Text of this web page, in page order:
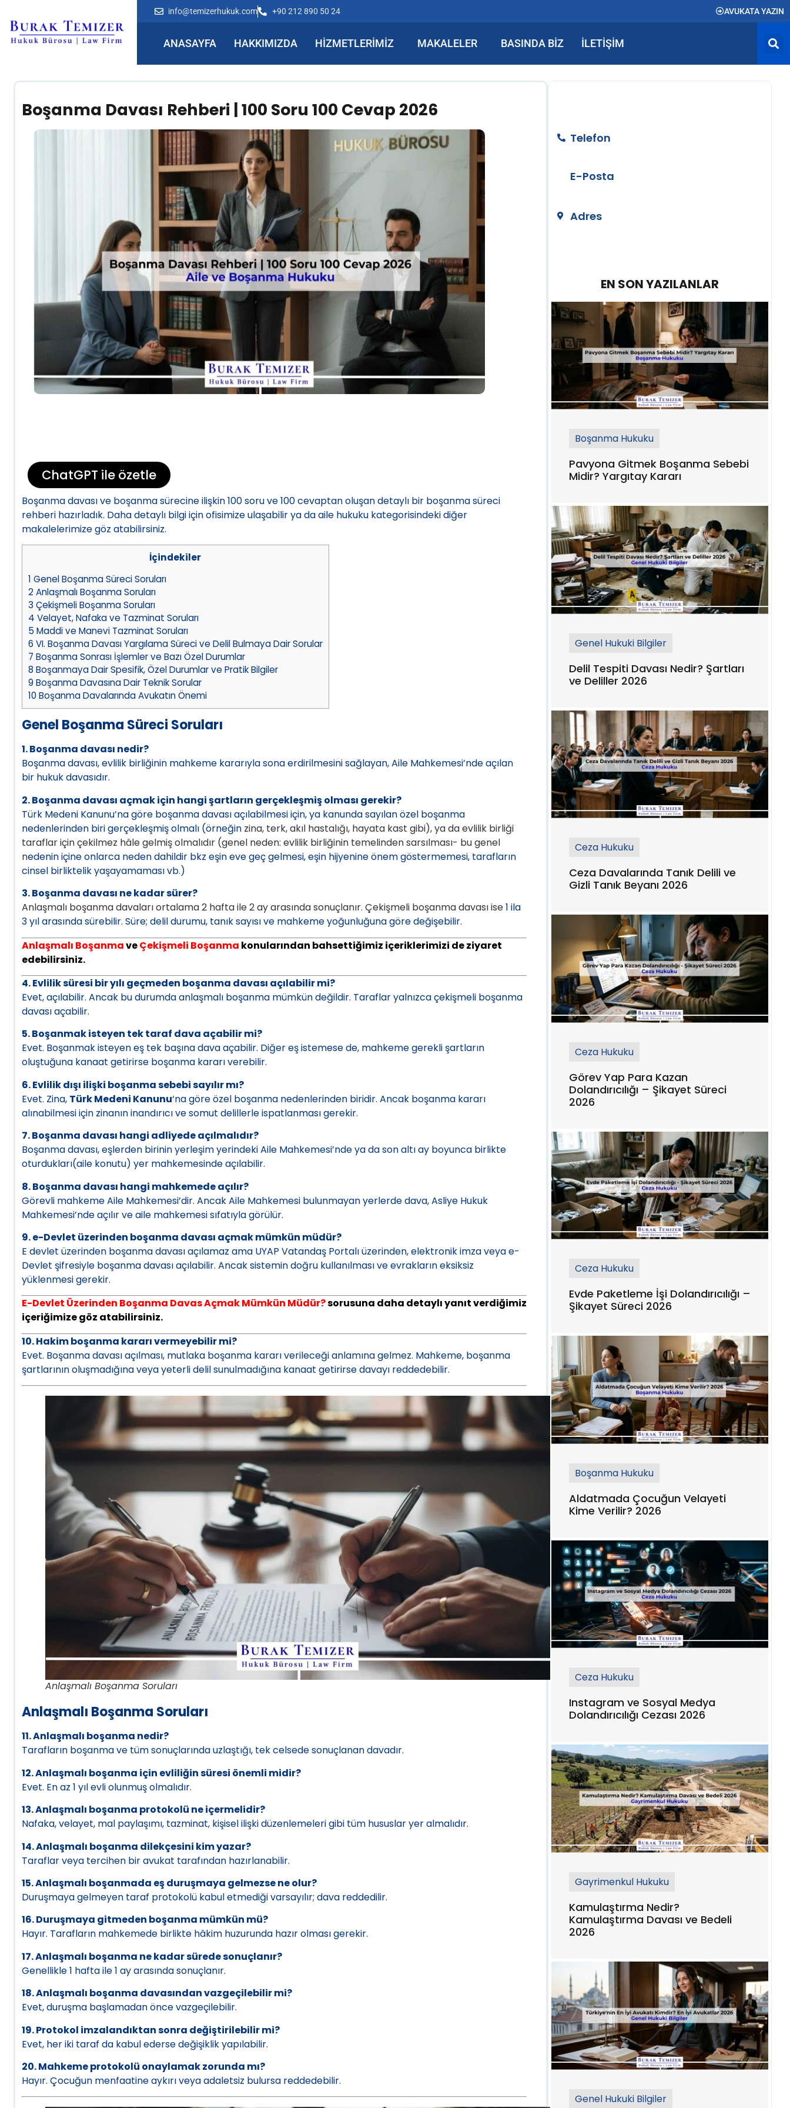
info@temizerhukuk.com +90 212 890 50 24 AVUKATA YAZIN
ANASAYFA HAKKIMIZDA HIZMETLERIMIZ MAKALELER BASINDA BIZ İLETIŞIM
Boşanma Davası Rehberi | 100 Soru 100 Cevap 2026
ChatGPT ile özetle
Boşanma davası ve boşanma sürecine ilişkin 100 soru ve 100 cevaptan oluşan detaylı bir boşanma süreci
rehberi hazırladık. Daha detaylı bilgi için ofisimize ulaşabilir ya da aile hukuku kategorisindeki diğer
makalelerimize göz atabilirsiniz.
İçindekiler
1 Genel Boşanma Süreci Soruları
2Anlaşmalı Boşanma Soruları
3 Çekişmeli Boşanma Soruları
4 Velayet, Nafaka ve Tazminat Soruları
5 Maddi ve Manevi Tazminat Soruları
6 VI. Boşanma Davası Yargılama Süreci ve Delil Bulmaya Dair Sorular
7 Boşanma Sonrası İşlemler ve Bazı Özel Durumlar
8 Boşanmaya Dair Spesifik, Özel Durumlar ve Pratik Bilgiler
9 Boşanma Davasına Dair Teknik Sorular
10 Boşanma Davalarında Avukatın Önemi
Genel Boşanma Süreci Soruları
1. Boşanma davası nedir?
Boşanma davası, evlilik birliğinin mahkeme kararıyla sona erdirilmesini sağlayan, Aile Mahkemesi’nde açılan
bir hukuk davasıdır.
2. Boşanma davası açmak için hangi şartların gerçekleşmiş olması gerekir?
Türk Medeni Kanunu’na göre boşanma davası açılabilmesi için, ya kanunda sayılan özel boşanma
nedenlerinden biri gerçekleşmiş olmalı (örneğin zina, terk, akıl hastalığı, hayata kast gibi), ya da evlilik birliği
taraflar için çekilmez hâle gelmiş olmalıdır (genel neden: evlilik birliğinin temelinden sarsılması- bu genel
nedenin içine onlarca neden dahildir bkz eşin eve geç gelmesi, eşin hijyenine önem göstermemesi, tarafların
cinsel birliktelik yaşayamaması vb.)
3. Boşanma davası ne kadar sürer?
Anlaşmalı boşanma davaları ortalama 2 hafta ile 2 ay arasında sonuçlanır. Çekişmeli boşanma davası ise1 ila
3 yıl arasında sürebilir. Süre; delil durumu, tanık sayısı ve mahkeme yoğunluğuna göre değişebilir.
Anlaşmalı BoşanmaveÇekişmeli Boşanma konularından bahsettiğimiz içeriklerimizi de ziyaret
edebilirsiniz.
4. Evlilik süresi bir yılı geçmeden boşanma davası açılabilir mi?
Evet, açılabilir. Ancak bu durumda anlaşmalı boşanma mümkün değildir. Taraflar yalnızca çekişmeli boşanma
davası açabilir.
5. Boşanmak isteyen tek taraf dava açabilir mi?
Evet. Boşanmak isteyen eş tek başına dava açabilir. Diğer eş istemese de, mahkeme gerekli şartların
oluştuğuna kanaat getirirse boşanma kararı verebilir.
6. Evlilik dışı ilişki boşanma sebebi sayılır mı?
Evet. Zina, Türk Medeni Kanunu‘na göre özel boşanma nedenlerinden biridir. Ancak boşanma kararı
alınabilmesi için zinanın inandırıcı ve somut delillerle ispatlanması gerekir.
7. Boşanma davası hangi adliyede açılmalıdır?
Boşanma davası, eşlerden birinin yerleşim yerindeki Aile Mahkemesi’nde ya da son altı ay boyunca birlikte
oturdukları(aile konutu) yer mahkemesinde açılabilir.
8. Boşanma davası hangi mahkemede açılır?
Görevli mahkeme Aile Mahkemesi’dir. Ancak Aile Mahkemesi bulunmayan yerlerde dava, Asliye Hukuk
Mahkemesi’nde açılır ve aile mahkemesi sıfatıyla görülür.
9. e-Devlet üzerinden boşanma davası açmak mümkün müdür?
E devlet üzerinden boşanma davası açılamaz ama UYAP Vatandaş Portalı üzerinden, elektronik imza veya e-
Devlet şifresiyle boşanma davası açılabilir. Ancak sistemin doğru kullanılması ve evrakların eksiksiz
yüklenmesi gerekir.
E-Devlet Üzerinden Boşanma Davas Açmak Mümkün Müdür?sorusuna daha detaylı yanıt verdiğimiz
içeriğimize göz atabilirsiniz.
10. Hakim boşanma kararı vermeyebilir mi?
Evet. Boşanma davası açılması, mutlaka boşanma kararı verileceği anlamına gelmez. Mahkeme, boşanma
şartlarının oluşmadığına veya yeterli delil sunulmadığına kanaat getirirse davayı reddedebilir.
Anlaşmalı Boşanma Soruları
Anlaşmalı Boşanma Soruları
11. Anlaşmalı boşanma nedir?
Tarafların boşanma ve tüm sonuçlarında uzlaştığı, tek celsede sonuçlanan davadır.
12. Anlaşmalı boşanma için evliliğin süresi önemli midir?
Evet. En az 1 yıl evli olunmuş olmalıdır.
13. Anlaşmalı boşanma protokolü ne içermelidir?
Nafaka, velayet, mal paylaşımı, tazminat, kişisel ilişki düzenlemeleri gibi tüm hususlar yer almalıdır.
14. Anlaşmalı boşanma dilekçesini kim yazar?
Taraflar veya tercihen bir avukat tarafından hazırlanabilir.
15. Anlaşmalı boşanmada eş duruşmaya gelmezse ne olur?
Duruşmaya gelmeyen taraf protokolü kabul etmediği varsayılır; dava reddedilir.
16. Duruşmaya gitmeden boşanma mümkün mü?
Hayır. Tarafların mahkemede birlikte hâkim huzurunda hazır olması gerekir.
17. Anlaşmalı boşanma ne kadar sürede sonuçlanır?
Genellikle 1 hafta ile 1 ay arasında sonuçlanır.
18. Anlaşmalı boşanma davasından vazgeçilebilir mi?
Evet, duruşma başlamadan önce vazgeçilebilir.
19. Protokol imzalandıktan sonra değiştirilebilir mi?
Evet, her iki taraf da kabul ederse değişiklik yapılabilir.
20. Mahkeme protokolü onaylamak zorunda mı?
Hayır. Çocuğun menfaatine aykırı veya adaletsiz bulursa reddedebilir.
Telefon
E-Posta
Adres
EN SON YAZILANLAR
Boşanma Hukuku
Pavyona Gitmek Boşanma Sebebi
Midir? Yargıtay Kararı
Genel Hukuki Bilgiler
Delil Tespiti Davası Nedir? Şartları
ve Deliller 2026
Ceza Hukuku
Ceza Davalarında Tanık Delili ve
Gizli Tanık Beyanı 2026
Ceza Hukuku
Görev Yap Para Kazan
Dolandırıcılığı – Şikayet Süreci
2026
Ceza Hukuku
Evde Paketleme İşi Dolandırıcılığı –
Şikayet Süreci 2026
Boşanma Hukuku
Aldatmada Çocuğun Velayeti
Kime Verilir? 2026
Ceza Hukuku
Instagram ve Sosyal Medya
Dolandırıcılığı Cezası 2026
Gayrimenkul Hukuku
Kamulaştırma Nedir?
Kamulaştırma Davası ve Bedeli
2026
Genel Hukuki Bilgiler